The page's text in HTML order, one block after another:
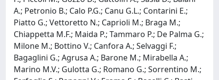
A.; Petronio B.; Calo P.G.; Canu G.L.; Contarini E.;
Piatto G.; Vettoretto N.; Caprioli M.; Braga M.;
Chiappetta M.F.; Maida P.; Tammaro P.; De Palma G.;
Milone M.; Bottino V.; Canfora A.; Selvaggi F.;
Bagaglini G.; Agrusa A.; Barone M.; Mirabella A.;
Marino M.V.; Gulotta G.; Romano G.; Sorrentino M.;